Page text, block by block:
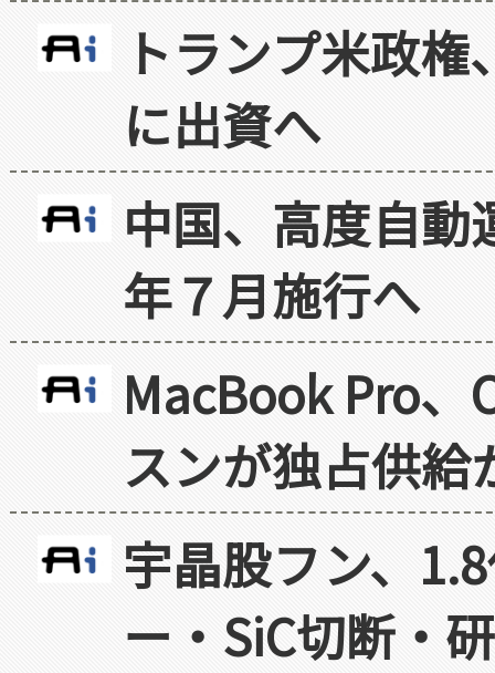
トランプ米政
に出資へ
中国、高度自
年７月施行へ
MacBook Pro
スンが独占供給
宇晶股フン、
ー・SiC切断・